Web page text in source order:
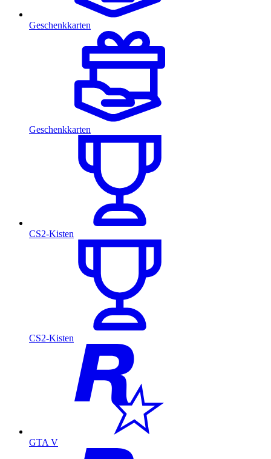
Geschenkkarten
Geschenkkarten
CS2-Kisten
CS2-Kisten
GTA V